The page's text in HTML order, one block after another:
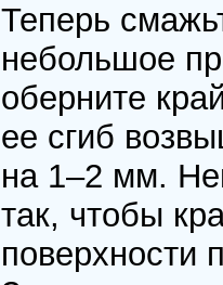
Теперь
небольшое
оберните
ее сгиб
на 1–2 мм.
так, чтобы
поверхности